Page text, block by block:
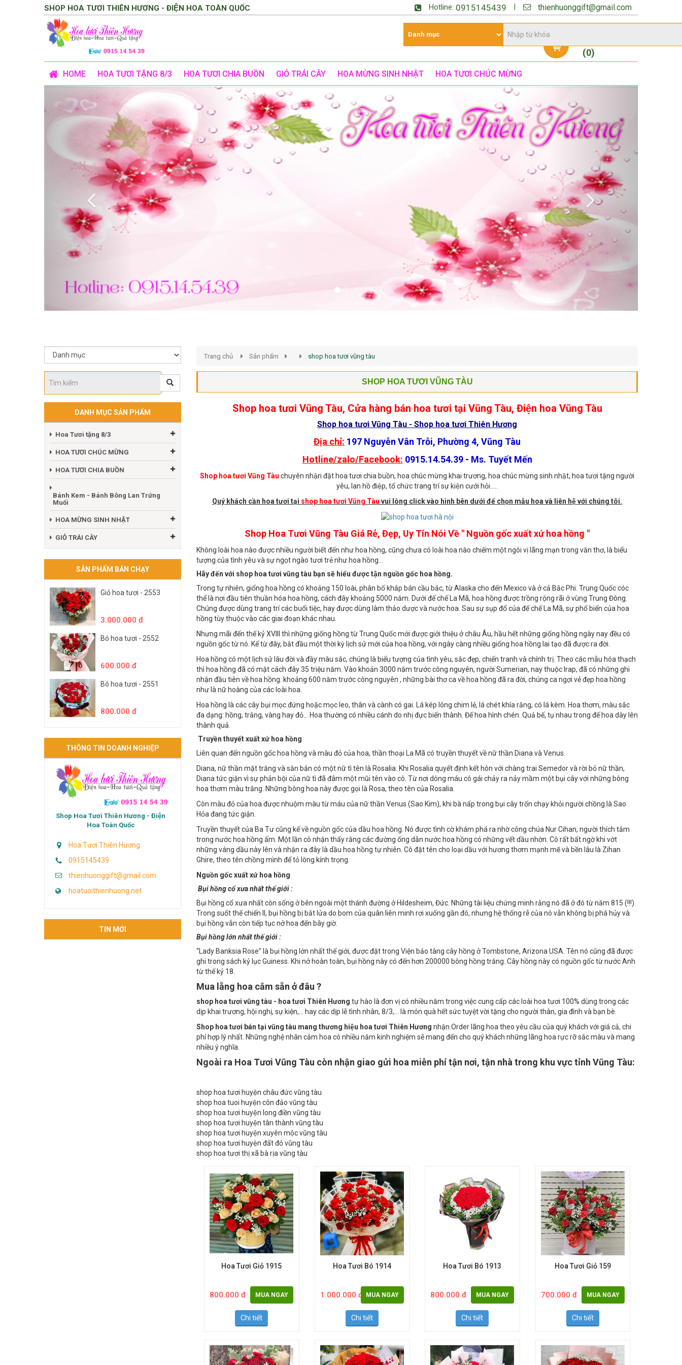
SHOP HOA TƯƠI THIÊN HƯƠNG - ĐIỆN HOA TOÀN QUỐC Hotline: 0915145439 thienhuonggift@gmail.com
(0)
HOME HOA TƯƠI TẶNG 8/3 HOA TƯƠI CHIA BUỒN GIỎ TRÁI CÂY HOA MỪNG SINH NHẬT HOA TƯƠI CHÚC MỪNG
Previous
Hoa Tươi tặng 8/3
HOA TƯƠI CHÚC MỪNG
Bánh Kem - Bánh Bông Lan Trứng
Muối
HOA MỪNG SINH NHẬT
3.000.000 đ
600.000 đ
THÔNG TIN DOANH NGHIỆP
Hoa Toàn Quốc
Hoa Tươi Thiên Hương
0915145439
thienhuonggift@gmail.com
Trang chủ Sản phẩm shop hoa tươi vũng tàu
Shop hoa tươi Vũng Tàu, Cửa hàng bán hoa tươi tại Vũng Tàu, Điện hoa Vũng Tàu
Shop hoa tươi Vũng Tàu - Shop hoa tươi Thiên Hương
Địa chỉ:197 Nguyễn Vân Trỗi, Phường 4, Vũng Tàu
Hotline/zalo/Facebook:0915.14.54.39 - Ms. Tuyết Mến
chuyên nhận đặt hoa tươi chia buồn, hoa chúc mừng khai trương, hoa chúc mừng sinh nhật, hoa tươi tặng người
yêu, lan hồ điệp, tổ chức trang trí sự kiện cưới hỏi.....
vui lòng click vào hình bên dưới để chọn mẫu hoa và liên hệ với chúng tôi.
Shop Hoa Tươi Vũng Tàu Giá Rẻ, Đẹp, Uy Tín Nói Về " Nguồn gốc xuất xứ hoa hồng "
Không loài hoa nào được nhiều người biết đến như hoa hồng, cũng chưa có loài hoa nào chiếm một ngôi vị lãng mạn trong văn thơ, là biểu
tượng của tình yêu và sự ngọt ngào tươi trẻ như hoa hồng…
Hãy đến với shop hoa tươi vũng tàu bạn sẽ hiểu được tận nguồn gốc hoa hồng.
Trong tự nhiên, giống hoa hồng có khoảng 150 loài, phân bố khắp bán cầu bắc, từ Alaska cho đến Mexico và ở cả Bắc Phi. Trung Quốc cóc
thể là nơi đầu tiên thuần hóa hoa hồng, cách đây khoảng 5000 năm. Dưới đế chế La Mã, hoa hồng được trồng rộng rãi ở vùng Trung Đông.
Chúng được dùng trang trí các buổi tiệc, hay được dùng làm thảo dược và nước hoa. Sau sự sụp đổ của đế chế La Mã, sự phổ biến của hoa
hồng tùy thuộc vào các giai đoạn khác nhau.
Nhưng mãi đến thế kỷ XVIII thì những giống hồng từ Trung Quốc mới được giới thiệu ở châu Âu, hầu hết những giống hồng ngày nay đều có
nguồn gốc từ nó. Kể từ đây, bắt đầu một thời kỳ lịch sử mới của hoa hồng, với ngày càng nhiều giống hoa hồng lai tạo đã được ra đời.
Hoa hồng có một lịch sử lâu đời và đầy màu sắc, chúng là biểu tượng của tình yêu, sắc đẹp, chiến tranh và chính trị. Theo các mẫu hóa thạch
thì hoa hồng đã có mặt cách đây 35 triệu năm. Vào khoản 3000 năm trước công nguyên, người Sumerian, nay thuộc Irap, đã có những ghi
nhận đầu tiên về hoa hồng. khoảng 600 năm trước công nguyên , những bài thơ ca về hoa hồng đã ra đời, chúng ca ngợi vẻ đẹp hoa hồng
như là nữ hoàng của các loài hoa.
Hoa hồng là các cây bụi mọc đứng hoặc mọc leo, thân và cành có gai. Lá kép lông chim lẻ, lá chét khía răng, có lá kèm. Hoa thơm, màu sắc
đa dạng: hồng, trắng, vàng hay đỏ… Hoa thường có nhiều cánh do nhị đực biến thành. Đế hoa hình chén. Quả bế, tụ nhau trong đế hoa dày lên
thành quả.
Truyền thuyết xuất xứ hoa hồng
Liên quan đến nguồn gốc hoa hồng và màu đỏ của hoa, thần thoại La Mã có truyền thuyết về nữ thần Diana và Venus.
Diana, nữ thần mặt trăng và săn bắn có một nữ tì tên là Rosalia. Khi Rosalia quyết định kết hôn với chàng trai Semedor và rời bỏ nữ thần,
Diana tức giận vì sự phản bội của nữ tì đã đâm một mũi tên vào cô. Từ nơi dòng máu cô gái chảy ra nảy mầm một bụi cây với những bông
hoa thơm màu trắng. Những bông hoa này được gọi là Rosa, theo tên của Rosalia.
Còn màu đỏ của hoa được nhuộm màu từ máu của nữ thần Venus (Sao Kim), khi bà nấp trong bụi cây trốn chạy khỏi người chồng là Sao
Hỏa đang tức giận.
Truyền thuyết của Ba Tư cũng kể về nguồn gốc của dầu hoa hồng. Nó được tình cờ khám phá ra nhờ công chúa Nur Cihan, người thích tắm
trong nước hoa hồng ấm. Một lần cô nhận thấy rằng các đường ống dẫn nước hoa hồng có những vết dầu nhờn. Cô rất bất ngờ khi vớt
những váng dầu này lên và nhận ra đây là dầu hoa hồng tự nhiên. Cô đặt tên cho loại dầu với hương thơm mạnh mẽ và bền lâu là Zihan
Ghire, theo tên chồng mình để tỏ lòng kính trọng.
Nguồn gốc xuất xứ hoa hồng
Bụi hồng cổ xưa nhất thế giới :
Bụi hồng cổ xưa nhất còn sống ở bên ngoài một thánh đường ở Hildesheim, Đức. Những tài liệu chứng minh rằng nó đã ở đó từ năm 815 (!!!).
Trong suốt thế chiến II, bụi hồng bị bắt lửa do bom của quân liên minh rơi xuống gần đó, nhưng hệ thống rễ của nó vẫn không bị phá hủy và
bụi hồng vẫn còn tiếp tục nở hoa đến bây giờ.
Bụi hồng lớn nhất thế giới :
“Lady Banksia Rose” là bụi hồng lớn nhất thế giới, được đặt trong Viện bảo tàng cây hồng ở Tombstone, Arizona USA. Tên nó cũng đã được
ghi trong sách kỷ lục Guiness. Khi nở hoàn toàn, bụi hồng này có đến hơn 200000 bông hồng trắng. Cây hồng này có nguồn gốc từ nước Anh
từ thế kỷ 18.
Mua lẵng hoa cắm sẵn ở đâu ?
shop hoa tươi vũng tàu - hoa tươi Thiên Hương
tự hào là đơn vị có nhiều năm trong việc cung cấp các loài hoa tươi 100% dùng trong các
dịp khai trương, hội nghị, sự kiện,… hay các dịp lễ tình nhân, 8/3,… là món quà hết sức tuyệt vời tặng cho người thân, gia đình và bạn bè.
Shop hoa tươi bán tại vũng tàu mang thương hiệu hoa tươi Thiên Hương
nhận Order lãng hoa theo yêu cầu của quý khách với giá cả, chi
phí hợp lý nhất. Những nghệ nhân cắm hoa có nhiều năm kinh nghiệm sẽ mang đến cho quý khách những lãng hoa rực rỡ sắc màu và mang
nhiều ý nghĩa.
shop hoa tươi huyện châu đức vũng tàu
shop hoa tuoi huyện côn đảo vũng tàu
shop hoa tươi huyện long điền vũng tàu
shop hoa tươi huyện tân thành vũng tàu
shop hoa tươi huyện xuyên mộc vũng tàu
shop hoa tươi huyện đất đỏ vũng tàu
800.000 đ MUA NGAY 1.000.000 đ MUA NGAY 800.000 đ MUA NGAY 700.000 đ MUA NGAY